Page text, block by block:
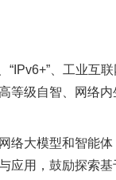
、工业互
等级自智、网络
大模型和智能体
应用，鼓励探索